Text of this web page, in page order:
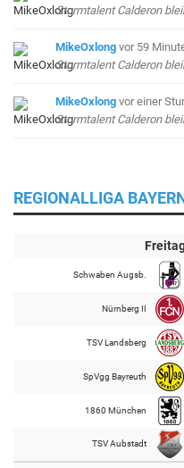
Sturmtalent Calderon
MikeOxlong vor 59
Sturmtalent Calderon
MikeOxlong vor einer
Sturmtalent Calderon
REGIONALLIGA
Schwaben Augsb.
Nürnberg II
TSV Landsberg
SpVgg Bayreuth
1860 München
TSV Aubstadt